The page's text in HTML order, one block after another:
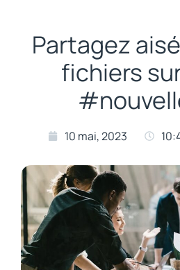
Partagez
fichiers
10 mai, 2023